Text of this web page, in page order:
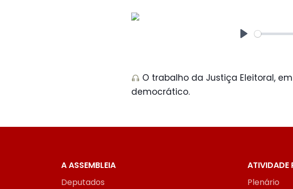
O trabalho da Justiça Eleitoral,
democrático.
A ASSEMBLEIA
Deputados
ATIVIDADE
Plenário